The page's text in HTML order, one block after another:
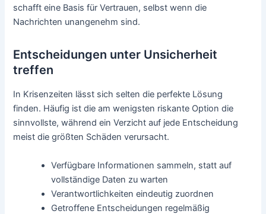
schafft eine Basis für Vertrauen, selbst wenn die
Nachrichten unangenehm sind.
Entscheidungen unter Unsicherheit
treffen
In Krisenzeiten lässt sich selten die perfekte Lösung
finden. Häufig ist die am wenigsten riskante Option die
sinnvollste, während ein Verzicht auf jede Entscheidung
meist die größten Schäden verursacht.
Verfügbare Informationen sammeln, statt auf
vollständige Daten zu warten
Verantwortlichkeiten eindeutig zuordnen
Getroffene Entscheidungen regelmäßig